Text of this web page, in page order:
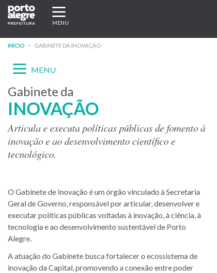
Pular
para
conteúdo
Expandir/recolher
navegação
MENU
INÍCIO GABINETE DA INOVAÇÃO
Menu
-
site
GI
Expandir/recolher
MENU
Gabinete da
INOVAÇÃO
Articula e executa políticas públicas de fomento à
inovação e ao desenvolvimento científico e
tecnológico.
O Gabinete de Inovação é um órgão vinculado à Secretaria
Geral de Governo, responsável por articular, desenvolver e
executar políticas públicas voltadas à inovação, à ciência, à
tecnologia e ao desenvolvimento sustentável de Porto
Alegre.
A atuação do Gabinete busca fortalecer o ecossistema de
inovação da Capital, promovendo a conexão entre poder